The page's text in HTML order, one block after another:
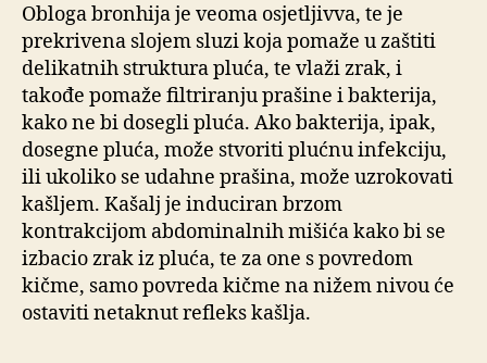
Obloga bronhija je veoma osjetljivva, te je
prekrivena slojem sluzi koja pomaže u zaštiti
delikatnih struktura pluća, te vlaži zrak, i
takođe pomaže filtriranju prašine i bakterija,
kako ne bi dosegli pluća. Ako bakterija, ipak,
dosegne pluća, može stvoriti plućnu infekciju,
ili ukoliko se udahne prašina, može uzrokovati
kašljem. Kašalj je induciran brzom
kontrakcijom abdominalnih mišića kako bi se
izbacio zrak iz pluća, te za one s povredom
kičme, samo povreda kičme na nižem nivou će
ostaviti netaknut refleks kašlja.